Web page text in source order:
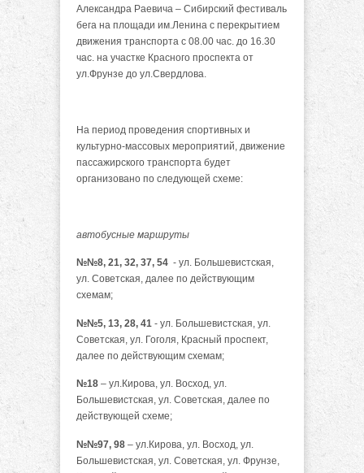
Александра Раевича – Сибирский фестиваль
бега на площади им.Ленина с перекрытием
движения транспорта с 08.00 час. до 16.30
час. на участке Красного проспекта от
ул.Фрунзе до ул.Свердлова.
На период проведения спортивных и
культурно-массовых мероприятий, движение
пассажирского транспорта будет
организовано по следующей схеме:
автобусные маршруты
№№8, 21, 32, 37, 54 - ул. Большевистская,
ул. Советская, далее по действующим
схемам;
№№5, 13, 28, 41 - ул. Большевистская, ул.
Советская, ул. Гоголя, Красный проспект,
далее по действующим схемам;
№18 – ул.Кирова, ул. Восход, ул.
Большевистская, ул. Советская, далее по
действующей схеме;
№№97, 98 – ул.Кирова, ул. Восход, ул.
Большевистская, ул. Советская, ул. Фрунзе,